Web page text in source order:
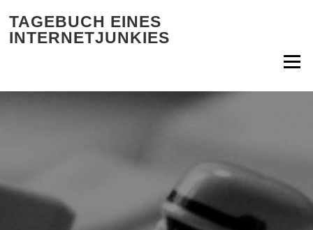
TAGEBUCH EINES
INTERNETJUNKIES
Menü